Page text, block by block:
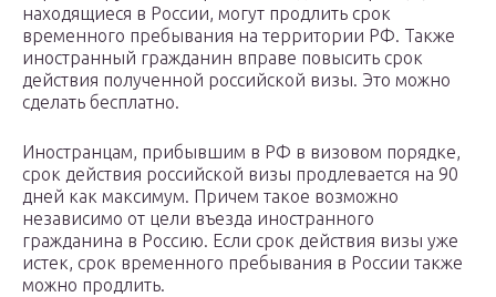
находящиеся в России, могут продлить срок
временного пребывания на территории РФ. Также
иностранный гражданин вправе повысить срок
действия полученной российской визы. Это можно
сделать бесплатно.
Иностранцам, прибывшим в РФ в визовом порядке,
срок действия российской визы продлевается на 90
дней как максимум. Причем такое возможно
независимо от цели въезда иностранного
гражданина в Россию. Если срок действия визы уже
истек, срок временного пребывания в России также
можно продлить.